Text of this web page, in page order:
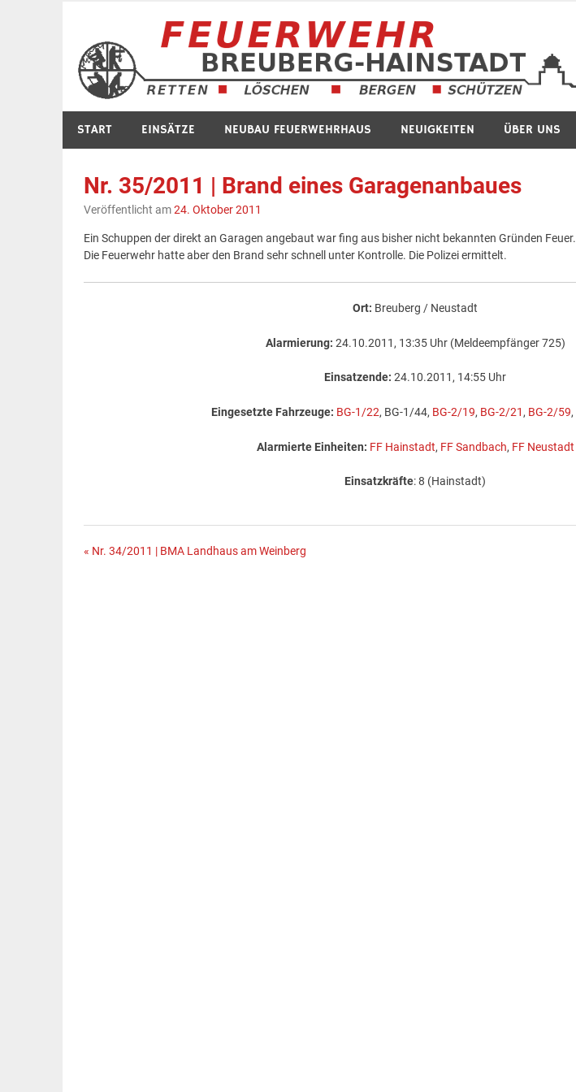
springen
START EINSÄTZE NEUBAU FEUERWEHRHAUS NEUIGKEITEN ÜBER UNS
Nr. 35/2011 | Brand eines Garagenanbaues
Veröffentlicht am24. Oktober 2011
Ein Schuppen der direkt an Garagen angebaut war fing aus bisher nicht bekannten Gründen Feuer.
Die Feuerwehr hatte aber den Brand sehr schnell unter Kontrolle. Die Polizei ermittelt.
Ort: Breuberg / Neustadt
Alarmierung: 24.10.2011, 13:35 Uhr (Meldeempfänger 725)
Einsatzende: 24.10.2011, 14:55 Uhr
Eingesetzte Fahrzeuge: BG-1/22, BG-1/44, BG-2/19, BG-2/21, BG-2/59,
Alarmierte Einheiten: FF Hainstadt, FF Sandbach, FF Neustadt
Einsatzkräfte: 8 (Hainstadt)
Beitragsnavigation
« Nr. 34/2011 | BMA Landhaus am Weinberg